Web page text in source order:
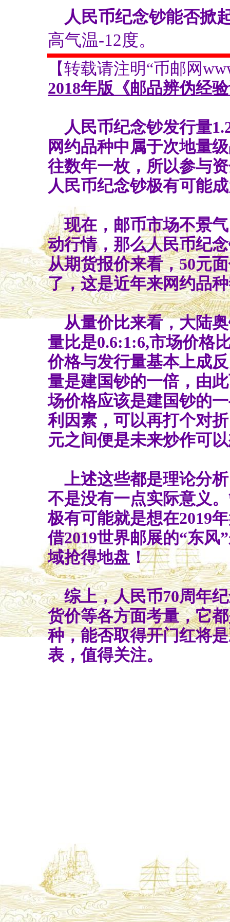
人民币纪念钞能否掀
高气温-12度。
【转载请注明“币邮网
2018年版《邮品辨伪经
人民币纪念钞发行量
网约品种中属于次地量
往数年一枚，所以参与
人民币纪念钞极有可能
现在，邮币市场不景气
动行情，那么人民币纪
从期货报价来看，50元
了，这是近年来网约品
从量价比来看，大陆奥
量比是0.6:1:6,市场价格
价格与发行量基本上成
量是建国钞的一倍，由
场价格应该是建国钞的
利因素，可以再打个对
元之间便是未来炒作可
上述这些都是理论分
不是没有一点实际意义
极有可能就是想在2019
借2019世界邮展的“东风
域抢得地盘！
综上，人民币70周年纪
货价等各方面考量，它
种，能否取得开门红将
表，值得关注。